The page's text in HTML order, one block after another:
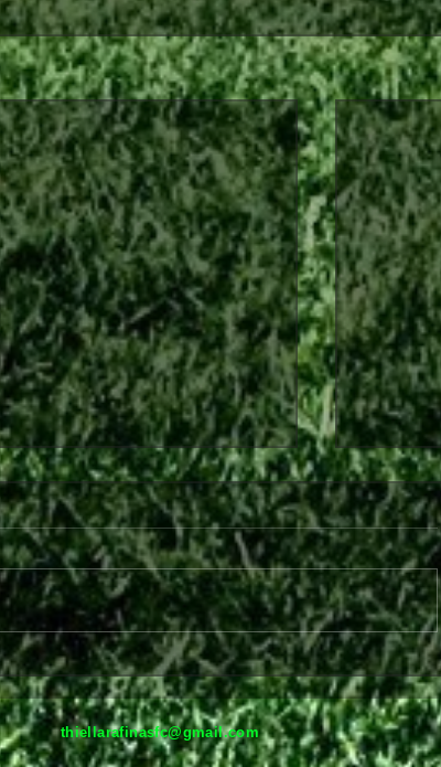
Παρελθόν από τη Θύελλα
Ραφήνας ο Θωμάς Ντάφλας
thiellarafinasfc@gmail.com